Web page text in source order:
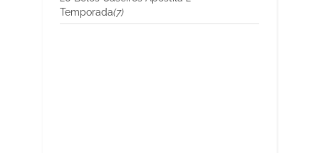
Temporada(7)